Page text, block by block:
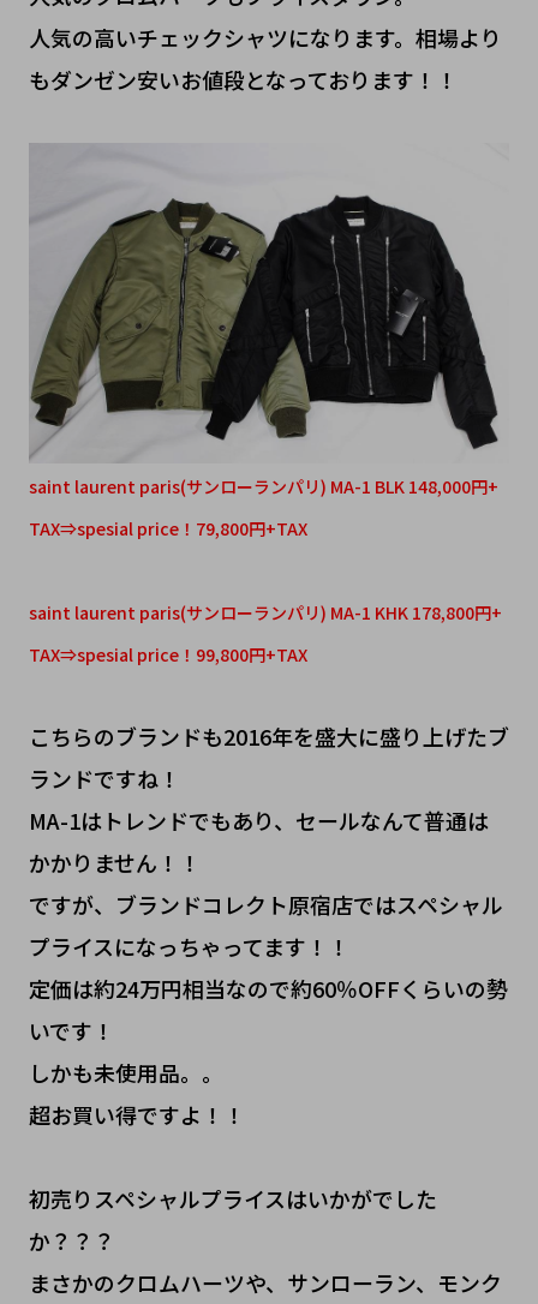
人気の高いチェックシャツになります。相場より
もダンゼン安いお値段となっております！！
saint laurent paris(サンローランパリ) MA-1 BLK 148,000円+
TAX⇒spesial price！79,800円+TAX
saint laurent paris(サンローランパリ) MA-1 KHK 178,800円+
TAX⇒spesial price！99,800円+TAX
こちらのブランドも2016年を盛大に盛り上げたブ
ランドですね！
MA-1はトレンドでもあり、セールなんて普通は
かかりません！！
ですが、ブランドコレクト原宿店ではスペシャル
プライスになっちゃってます！！
定価は約24万円相当なので約60％OFFくらいの勢
いです！
しかも未使用品。。
超お買い得ですよ！！
初売りスペシャルプライスはいかがでした
か？？？
まさかのクロムハーツや、サンローラン、モンク